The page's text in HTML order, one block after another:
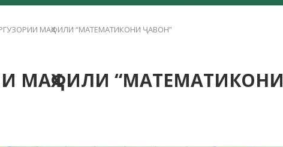
МАҲФИЛИ “МАТЕМАТИКОНИ ҶАВОН”
МАҲФИЛИ “МАТЕМАТИКОНИ